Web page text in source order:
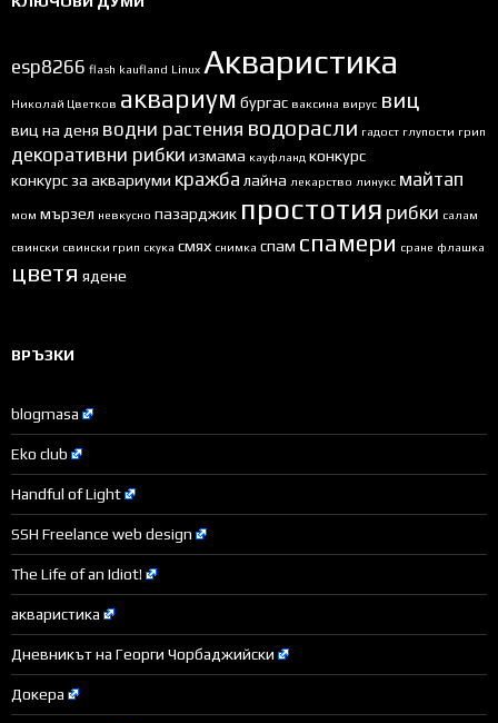
esp8266 flash kaufland Linux Акваристика
Николай Цветков аквариум бургас ваксина вирус виц
виц на деня водни растения водорасли гадост глупости грип
декоративни рибки измама кауфланд конкурс
конкурс за аквариуми кражба лайна лекарство линукс майтап
мом мързел невкусно пазарджик простотия рибки салам
свински свински грип скука смях снимка спам спамери сране флашка
цветя ядене
ВРЪЗКИ
blogmasa
Eko club
Handful of Light
SSH Freelance web design
The Life of an Idiot!
акваристика
Дневникът на Георги Чорбаджийски
Докера